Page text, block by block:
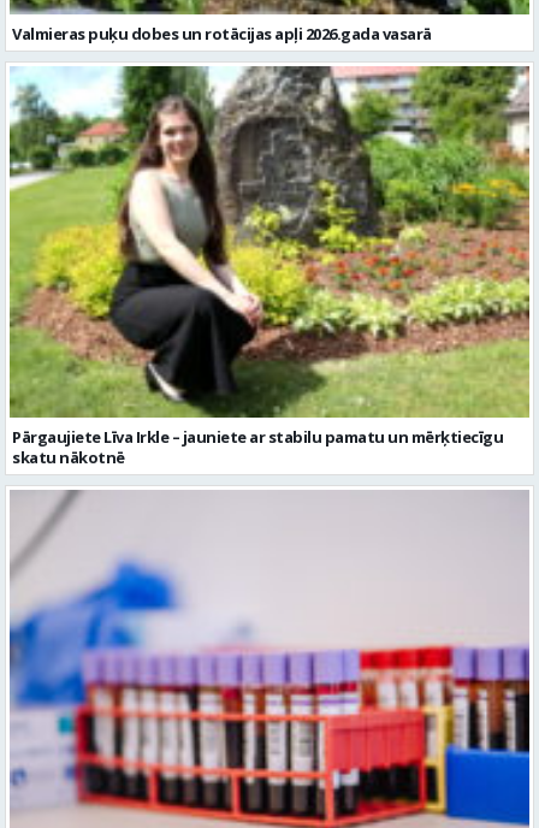
Valmieras puķu dobes un rotācijas apļi 2026.gada vasarā
Pārgaujiete Līva Irkle – jauniete ar stabilu pamatu un mērķtiecīgu
skatu nākotnē